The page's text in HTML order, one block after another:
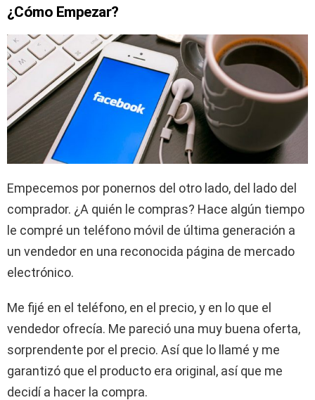
¿Cómo Empezar?
Empecemos por ponernos del otro lado, del lado del
comprador. ¿A quién le compras? Hace algún tiempo
le compré un teléfono móvil de última generación a
un vendedor en una reconocida página de mercado
electrónico.
Me fijé en el teléfono, en el precio, y en lo que el
vendedor ofrecía. Me pareció una muy buena oferta,
sorprendente por el precio. Así que lo llamé y me
garantizó que el producto era original, así que me
decidí a hacer la compra.